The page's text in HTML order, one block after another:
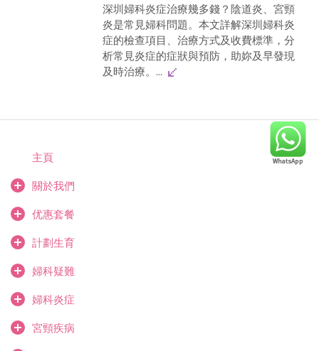
深圳婦科炎症治療幾多錢？陰道炎、宮頸
炎是常見婦科問題。本文詳解深圳婦科炎
症的檢查項目、治療方式及收費標準，分
析常見炎症的症狀與預防，助妳及早發現
及時治療。...
主頁
關於我們
优惠套餐
計劃生育
婦科疑難
婦科炎症
宮頸疾病